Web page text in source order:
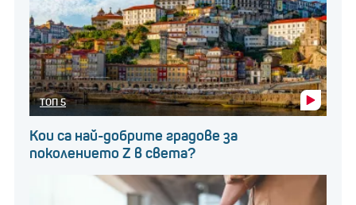
ТОП 5
Кои са най-добрите градове за
поколението Z в света?